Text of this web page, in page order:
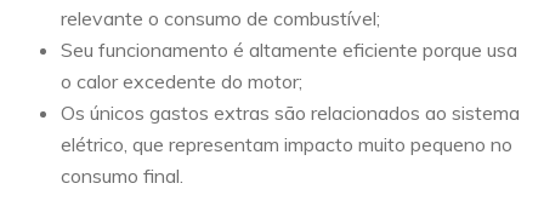
relevante o consumo de combustível;
Seu funcionamento é altamente eficiente porque usa
o calor excedente do motor;
Os únicos gastos extras são relacionados ao sistema
elétrico, que representam impacto muito pequeno no
consumo final.